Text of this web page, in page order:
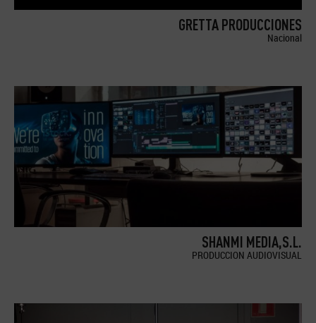
GRETTA PRODUCCIONES
Nacional
SHANMI MEDIA,S.L.
PRODUCCION AUDIOVISUAL